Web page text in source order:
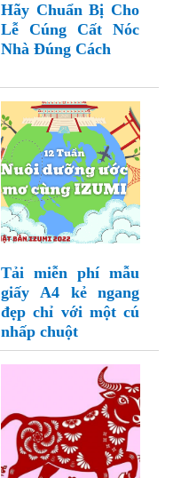
Hãy Chuẩn Bị Cho
Lễ Cúng Cất Nóc
Nhà Đúng Cách
Tải miễn phí mẫu
giấy A4 kẻ ngang
đẹp chỉ với một cú
nhấp chuột